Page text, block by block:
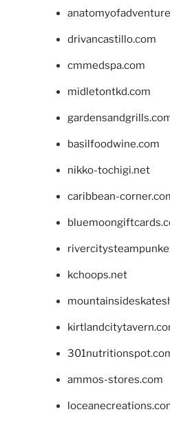
drivancastillo.com
cmmedspa.com
midletontkd.com
basilfoodwine.com
nikko-tochigi.net
caribbean-
kchoops.net
ammos-stores.com